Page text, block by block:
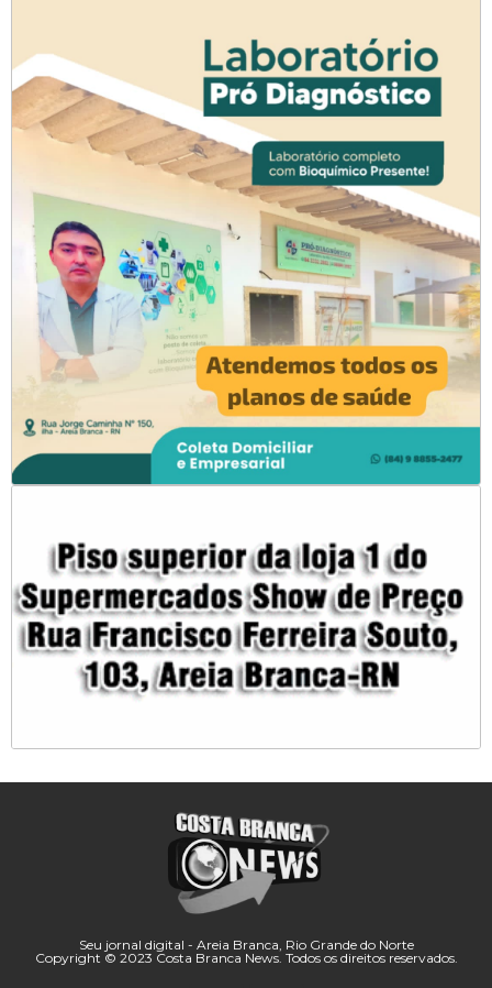
Seu jornal digital - Areia Branca, Rio Grande do Norte
Copyright © 2023 Costa Branca News. Todos os direitos reservados.